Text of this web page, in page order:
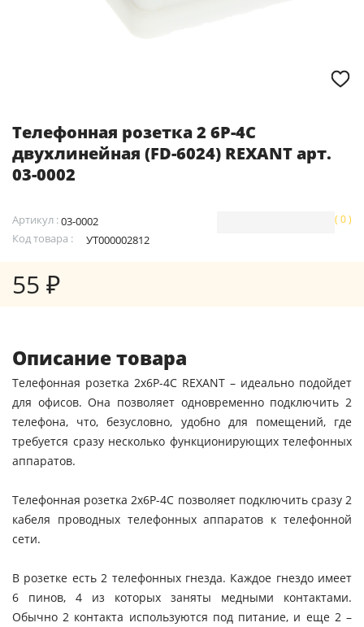
Телефонная розетка 2 6Р-4С
двухлинейная (FD-6024) REXANT арт.
03-0002
Артикул :03-0002
Код товара :
УТ000002812
( 0 )
55 ₽
Описание товара
Телефонная розетка 2х6Р-4С REXANT – идеально подойдет
для офисов. Она позволяет одновременно подключить 2
телефона, что, безусловно, удобно для помещений, где
требуется сразу несколько функционирующих телефонных
аппаратов.
Телефонная розетка 2х6Р-4С позволяет подключить сразу 2
кабеля проводных телефонных аппаратов к телефонной
сети.
В розетке есть 2 телефонных гнезда. Каждое гнездо имеет
6 пинов, 4 из которых заняты медными контактами.
Обычно 2 контакта используются под питание, и еще 2 –